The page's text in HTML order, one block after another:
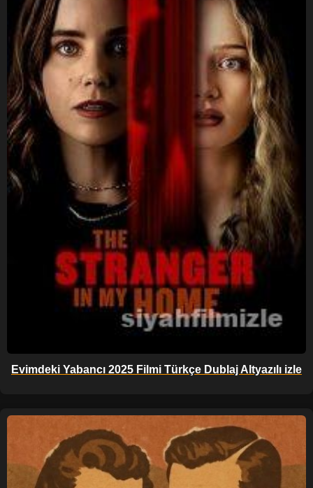
Evimdeki Yabancı 2025 Filmi Türkçe Dublaj Altyazılı izle